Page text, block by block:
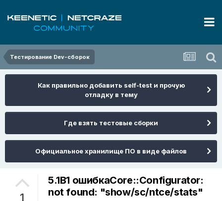
Тестирование Dev-сборок
Как правильно добавить self-test и прочую
отладку в тему
Где взять тестовые сборки
Официальное хранилище ПО в виде файлов
1
5.1B1 ошибкаCore::Configurator:
not found: "show/sc/ntce/stats"